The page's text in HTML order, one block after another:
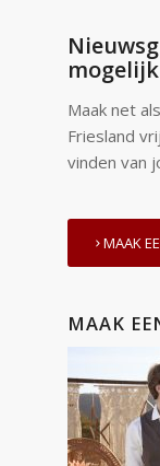
Maak net
Friesland
vinden van
MAAK
MAAK